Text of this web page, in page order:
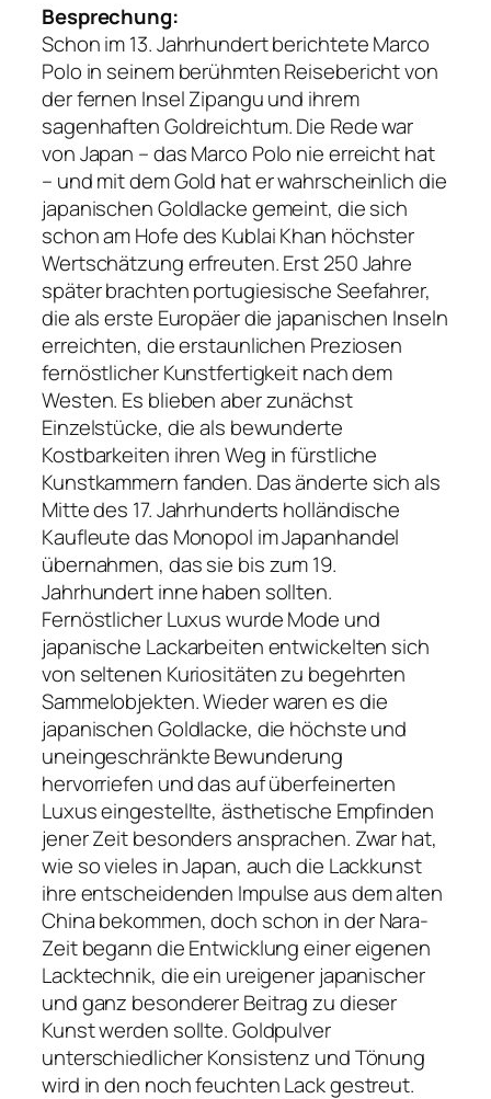
Besprechung:
Schon im 13. Jahrhundert berichtete Marco
Polo in seinem berühmten Reisebericht von
der fernen Insel Zipangu und ihrem
sagenhaften Goldreichtum. Die Rede war
von Japan – das Marco Polo nie erreicht hat
– und mit dem Gold hat er wahrscheinlich die
japanischen Goldlacke gemeint, die sich
schon am Hofe des Kublai Khan höchster
Wertschätzung erfreuten. Erst 250 Jahre
später brachten portugiesische Seefahrer,
die als erste Europäer die japanischen Inseln
erreichten, die erstaunlichen Preziosen
fernöstlicher Kunstfertigkeit nach dem
Westen. Es blieben aber zunächst
Einzelstücke, die als bewunderte
Kostbarkeiten ihren Weg in fürstliche
Kunstkammern fanden. Das änderte sich als
Mitte des 17. Jahrhunderts holländische
Kaufleute das Monopol im Japanhandel
übernahmen, das sie bis zum 19.
Jahrhundert inne haben sollten.
Fernöstlicher Luxus wurde Mode und
japanische Lackarbeiten entwickelten sich
von seltenen Kuriositäten zu begehrten
Sammelobjekten. Wieder waren es die
japanischen Goldlacke, die höchste und
uneingeschränkte Bewunderung
hervorriefen und das auf überfeinerten
Luxus eingestellte, ästhetische Empfinden
jener Zeit besonders ansprachen. Zwar hat,
wie so vieles in Japan, auch die Lackkunst
ihre entscheidenden Impulse aus dem alten
China bekommen, doch schon in der Nara-
Zeit begann die Entwicklung einer eigenen
Lacktechnik, die ein ureigener japanischer
und ganz besonderer Beitrag zu dieser
Kunst werden sollte. Goldpulver
unterschiedlicher Konsistenz und Tönung
wird in den noch feuchten Lack gestreut.